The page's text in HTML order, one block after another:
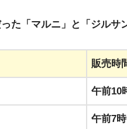
た「マルニ」と「ジルサ
販売時
午前10
午前7